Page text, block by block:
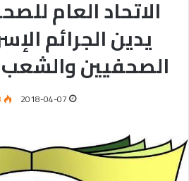
الاتحاد العام
يدين الجرائم
الصحفيين
2018-04-07